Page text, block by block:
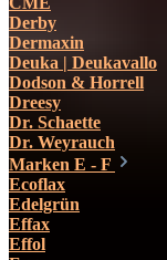
Derby
Dermaxin
Deuka | Deukavallo
Dodson & Horrell
Dreesy
Dr. Schaette
Dr. Weyrauch
Marken E - F
Ecoflax
Edelgrün
Effax
Effol